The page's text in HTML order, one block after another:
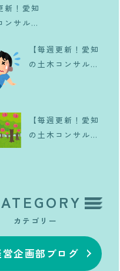
新！愛知
ンサル日
い、皆既
アル
【毎週更新！愛知
の土木コンサル日
【毎週更新！愛知
の土木コンサル日
カテゴリー
営企画部ブログ